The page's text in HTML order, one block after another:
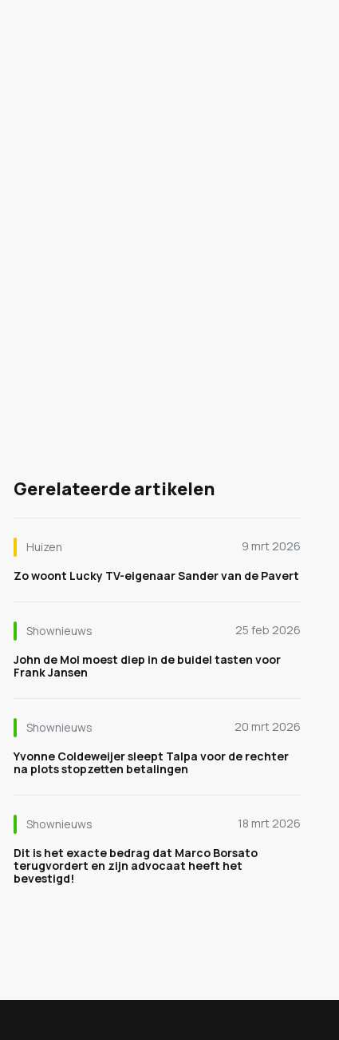
Gerelateerde artikelen
Huizen
9 mrt 2026
Zo woont Lucky TV-eigenaar Sander van de Pavert
Shownieuws
25 feb 2026
John de Mol moest diep in de buidel tasten voor
Frank Jansen
Shownieuws
20 mrt 2026
Yvonne Coldeweijer sleept Talpa voor de rechter
na plots stopzetten betalingen
Shownieuws
18 mrt 2026
Dit is het exacte bedrag dat Marco Borsato
terugvordert en zijn advocaat heeft het
bevestigd!